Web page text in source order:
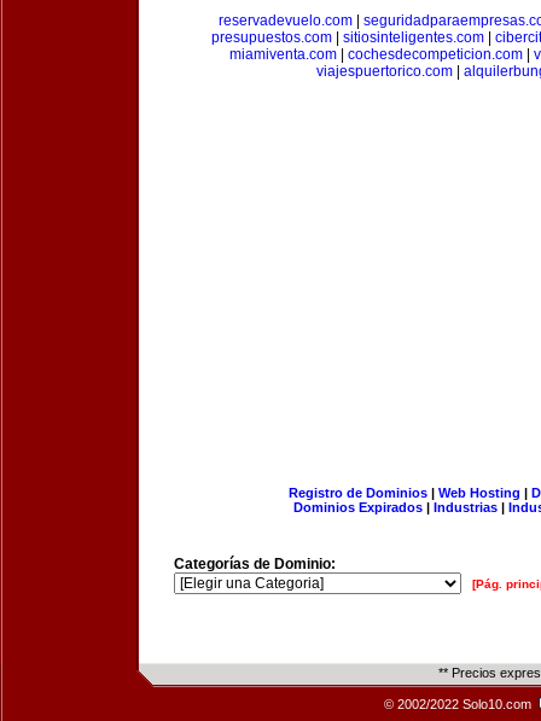
reservadevuelo.com
presupuestos.com| sitiosinteligentes.com|
miamiventa.com
cochesdecompeticion.com
viajespuertorico.com|
Registro de Dominios| Web Hosting |
Dominios Expirados | Industrias |
Categorías de Dominio:
[Pág.
** Precios
© 2002/2022 Solo10.com